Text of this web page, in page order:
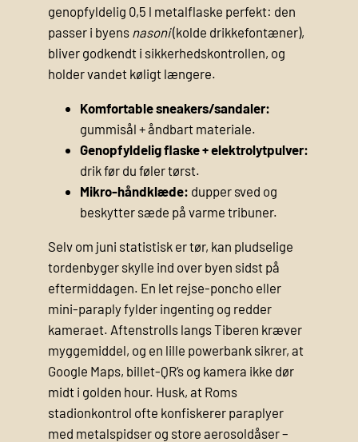
genopfyldelig 0,5 l metalflaske perfekt: den
passer i byens nasoni(kolde drikkefontæner),
bliver godkendt i sikkerhedskontrollen, og
holder vandet køligt længere.
Komfortable sneakers/sandaler:
gummisål + åndbart materiale.
Genopfyldelig flaske + elektrolytpulver:
drik før du føler tørst.
Mikro-håndklæde: dupper sved og
beskytter sæde på varme tribuner.
Selv om juni statistisk er tør, kan pludselige
tordenbyger skylle ind over byen sidst på
eftermiddagen. En let rejse-poncho eller
mini-paraply fylder ingenting og redder
kameraet. Aftenstrolls langs Tiberen kræver
myggemiddel, og en lille powerbank sikrer, at
Google Maps, billet-QR’s og kamera ikke dør
midt i golden hour. Husk, at Roms
stadionkontrol ofte konfiskerer paraplyer
med metalspidser og store aerosol­dåser –